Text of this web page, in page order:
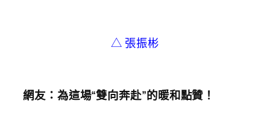
△ 張振彬
網友：為這場“雙向奔赴”的暖和點贊！